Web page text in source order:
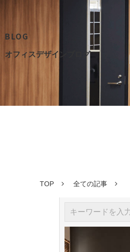
BLOG
オフィスデザインブログ
TOP 全ての記事